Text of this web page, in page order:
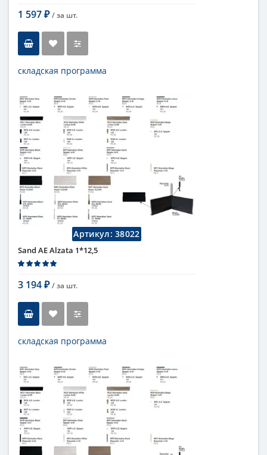
1 597 ₽ / за шт.
складская программа
Длина
5 см
Высота
1 см
Цвет
темный, коричневый
Страна
Италия
Поверхность
глянцевая
Коллекция
Fap Ceramiche
Артикул:38022
Sand AE Alzata 1*12,5
3 194 ₽ / за шт.
складская программа
Длина
12,5 см
Высота
1 см
Цвет
темный, коричневый
Страна
Италия
Поверхность
глянцевая
Коллекция
Fap Ceramiche